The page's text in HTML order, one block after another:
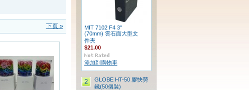
下頁 »
MIT 7102 F4 3"
(70mm) 雲石面大型文
件夾
$21.00
添加到購物車
2
GLOBE HT-50 膠快勞
鐵(50個裝)